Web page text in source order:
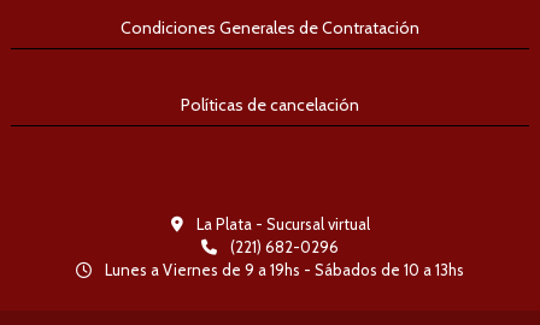
Condiciones Generales de Contratación
Políticas de cancelación
La Plata - Sucursal virtual
(221) 682-0296
Lunes a Viernes de 9 a 19hs - Sábados de 10 a 13hs